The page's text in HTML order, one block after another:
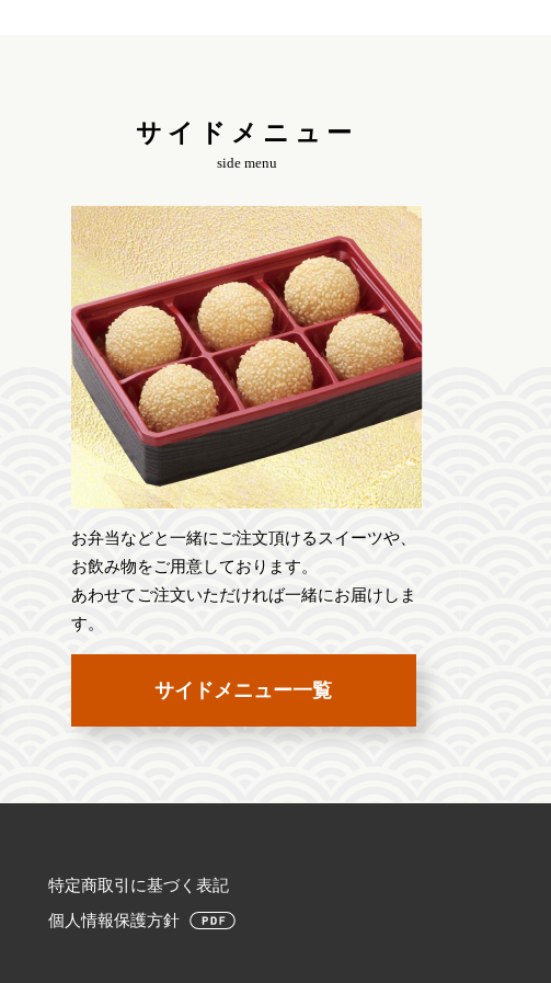
サイドメニュー
side menu
お弁当などと一緒にご注文頂けるスイーツや、
お飲み物をご用意しております。
あわせてご注文いただければ一緒にお届けしま
す。
サイドメニュー一覧
特定商取引に基づく表記
個人情報保護方針